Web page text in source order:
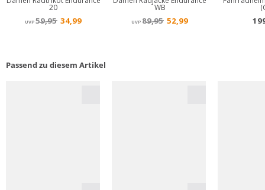
Passend zu diesem Artikel